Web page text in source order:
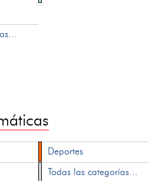
Deportes
Todas las categorías...